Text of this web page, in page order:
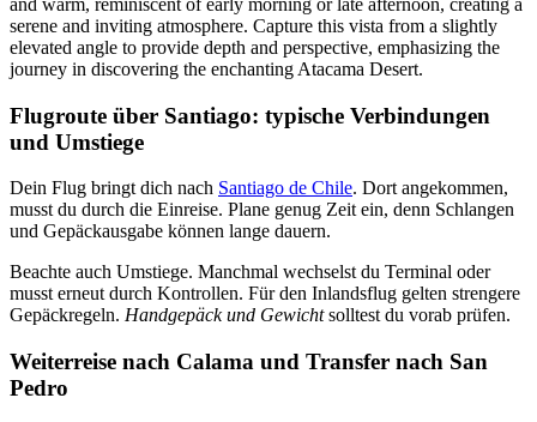
Flugroute über Santiago: typische Verbindungen
und Umstiege
Dein Flug bringt dich nach Santiago de Chile. Dort angekommen,
musst du durch die Einreise. Plane genug Zeit ein, denn Schlangen
und Gepäckausgabe können lange dauern.
Beachte auch Umstiege. Manchmal wechselst du Terminal oder
musst erneut durch Kontrollen. Für den Inlandsflug gelten strengere
Gepäckregeln. Handgepäck und Gewichtsolltest du vorab prüfen.
Weiterreise nach Calama und Transfer nach San
Pedro